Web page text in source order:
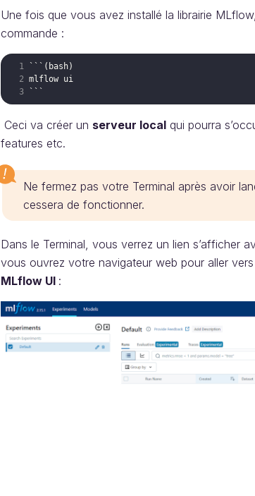
Une fois que vous avez installé la librairie MLflow,
commande :
Ceci va créer un serveur local qui pourra
features etc.
Ne fermez pas votre Terminal après avoir
cessera de fonctionner.
Dans le Terminal, vous verrez un lien s’afficher
vous ouvrez votre navigateur web pour aller
MLflow UI :